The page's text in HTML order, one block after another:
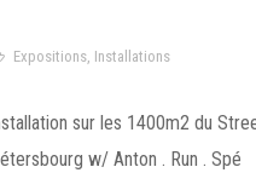
Expositions Installations
sur les 1400m2 du
w/ Anton . Run . Spé